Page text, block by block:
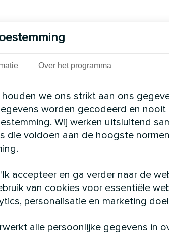
Over het programma
we ons strikt aan ons
worden gecodeerd en
Wij werken uitsluitend
die voldoen aan de hoogste
accepteer en ga verder naar de
van cookies voor essentiële
personalisatie en marketing
alle persoonlijke gegevens in